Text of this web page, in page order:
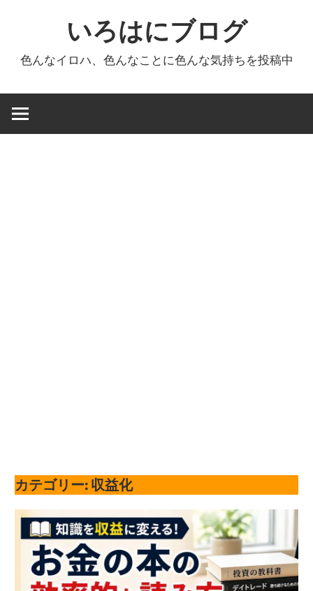
ツ
ス
いろはにブログ
色んなイロハ、色んなことに色んな気持ちを投稿中
カテゴリー: 収益化